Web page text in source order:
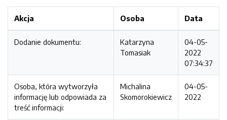
Akcja Osoba Data
Dodanie dokumentu:
Katarzyna
Tomasiak
04-05-
2022
07:34:37
Osoba, która wytworzyła
informację lub odpowiada za
treść informacji:
Michalina
Skomorokiewicz
04-05-
2022